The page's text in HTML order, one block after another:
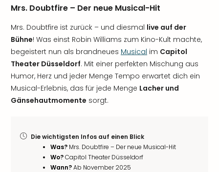
Mrs. Doubtfire – Der neue Musical-Hit
Mrs. Doubtfire ist zurück – und diesmal live auf der
Bühne! Was einst Robin Williams zum Kino-Kult machte,
begeistert nun als brandneues Musical im Capitol
Theater Düsseldorf. Mit einer perfekten Mischung aus
Humor, Herz und jeder Menge Tempo erwartet dich ein
Musical-Erlebnis, das für jede Menge Lacher und
Gänsehautmomente sorgt.
Die wichtigsten Infos auf einen Blick
Was? Mrs. Doubtfire – Der neue Musical-Hit
Wo?Capitol Theater Düsseldorf
Wann?Ab November 2025